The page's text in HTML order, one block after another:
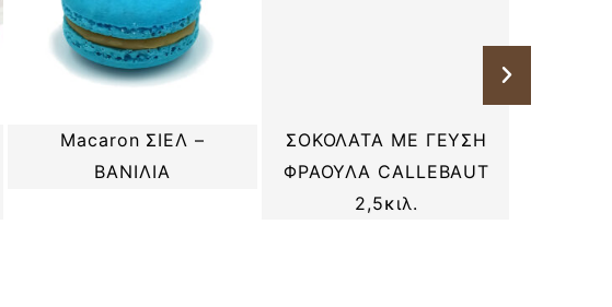
Macaron ΣΙΕΛ –
ΒΑΝΙΛΙΑ
ΣΟΚΟΛΑΤΑ ΜΕ ΓΕΥΣΗ
ΦΡΑΟΥΛΑ CALLEBAUT
2,5κιλ.